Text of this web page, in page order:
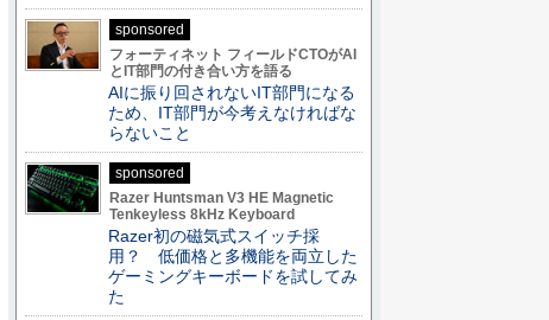
sponsored
フォーティネット フィールドCTOがAI
とIT部門の付き合い方を語る
AIに振り回されないIT部門になる
ため、IT部門が今考えなければな
らないこと
sponsored
Razer Huntsman V3 HE Magnetic
Tenkeyless 8kHz Keyboard
Razer初の磁気式スイッチ採
用？ 低価格と多機能を両立した
ゲーミングキーボードを試してみ
た